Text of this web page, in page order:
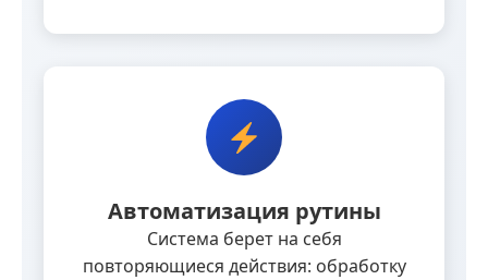
Автоматизация рутины
Система берет на себя
повторяющиеся действия: обработку